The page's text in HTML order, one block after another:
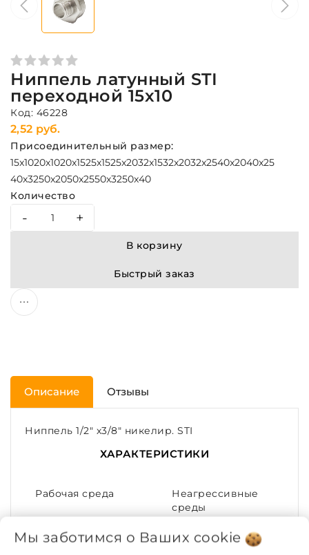
Ниппель латунный STI
переходной 15х10
Код: 46228
2,52 руб.
Присоединительный размер:
15x1020x1020x1525x1525x2032x1532x2032x2540x2040x25
40x3250x2050x2550x3250x40
Количество
- +
В корзину
Быстрый заказ
Описание Отзывы
Ниппель 1/2" х3/8" никелир. STI
ХАРАКТЕРИСТИКИ
Рабочая среда
Неагрессивные
среды
Покрытие Никелирование
Мы заботимся о Ваших cookie